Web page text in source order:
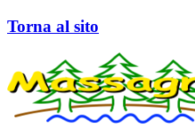
Torna al sito